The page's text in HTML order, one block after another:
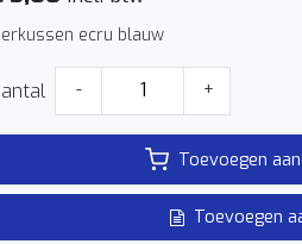
ecru blauw
- +
Toevoegen
Toevoegen